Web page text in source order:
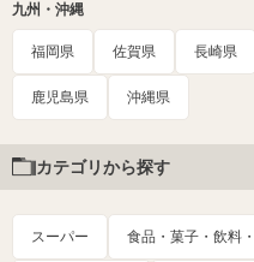
九州・沖縄
福岡県 佐賀県 長崎県
鹿児島県 沖縄県
カテゴリから探す
スーパー 食品・菓子・飲料